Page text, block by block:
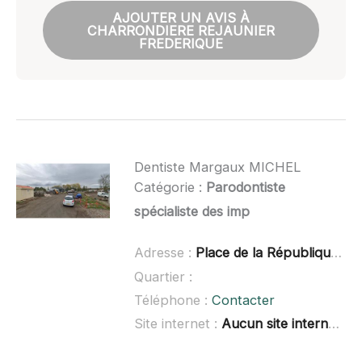
AJOUTER UN AVIS À
CHARRONDIERE REJAUNIER
FREDERIQUE
Dentiste Margaux MICHEL
Catégorie : Parodontiste
spécialiste des imp
Adresse : Place de la République, 42170 Saint-Just-Saint-Rambert
Quartier :
Téléphone : Contacter
Site internet : Aucun site internet connu